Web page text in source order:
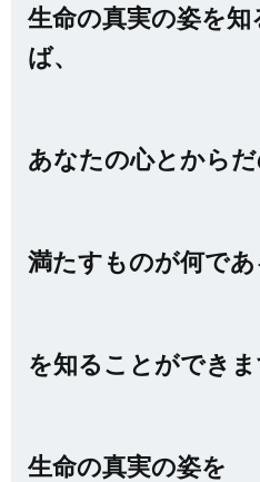
生命の真実の姿を
ば、
あなたの心とから
満たすものが何で
を知ることができま
生命の真実の姿を